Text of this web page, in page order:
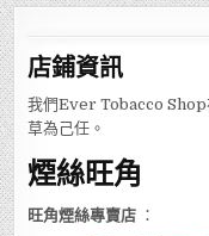
店鋪資訊
我們Ever Tobacco Shop
草為己任。
煙絲旺角
旺角煙絲專賣店 ：